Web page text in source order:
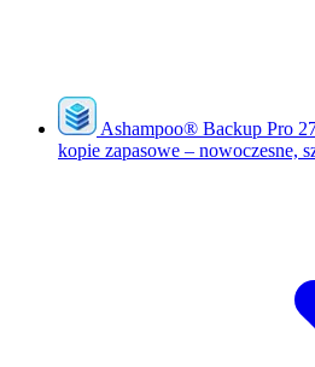
Ashampoo® Backup Pro
kopie zapasowe – nowoczesne,